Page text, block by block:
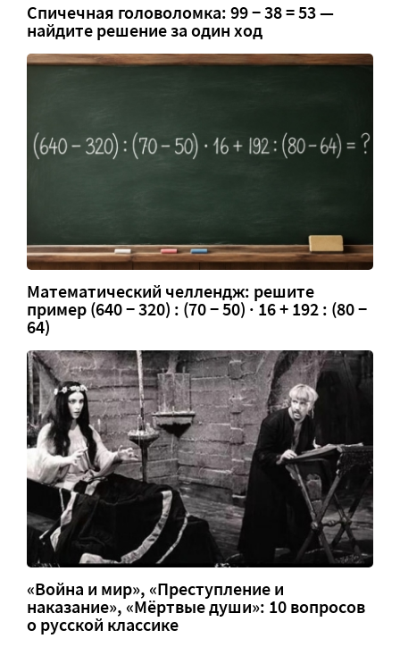
Спичечная головоломка: 99 − 38 = 53 —
найдите решение за один ход
Математический челлендж: решите
пример (640 − 320) : (70 − 50) · 16 + 192 : (80 −
64)
«Война и мир», «Преступление и
наказание», «Мёртвые души»: 10 вопросов
о русской классике